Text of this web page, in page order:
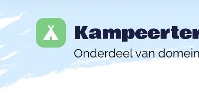
Onderdeel van